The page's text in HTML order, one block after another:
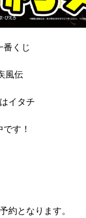
番くじ
風伝
イタチ
す！
約となります。